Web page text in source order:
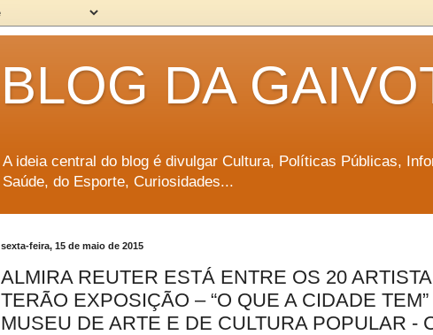
BLOG DA
A ideia central do blog é divulgar Cultura, Políticas Públicas,
Saúde, do Esporte, Curiosidades...
sexta-feira, 15 de maio de 2015
ALMIRA REUTER ESTÁ ENTRE OS 20
TERÃO EXPOSIÇÃO – “O QUE A CIDADE TEM”
MUSEU DE ARTE E DE CULTURA POPULAR -